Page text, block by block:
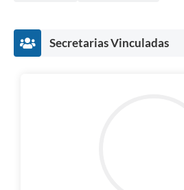
Secretarias Vinculadas